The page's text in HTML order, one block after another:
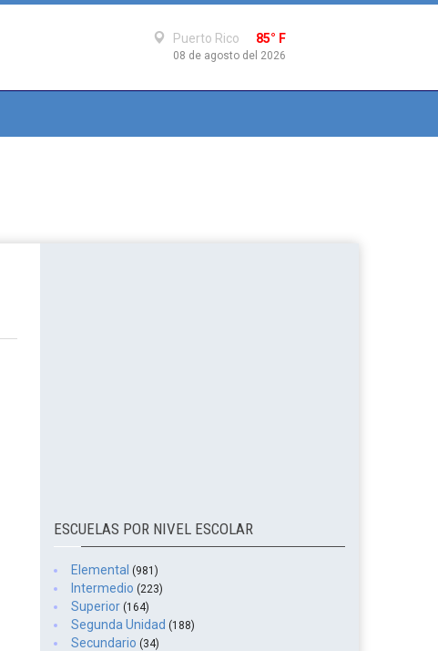
Puerto Rico 85° F
08 de agosto del 2026
ESCUELAS POR NIVEL ESCOLAR
Elemental (981)
Intermedio (223)
Superior (164)
Segunda Unidad (188)
Secundario (34)